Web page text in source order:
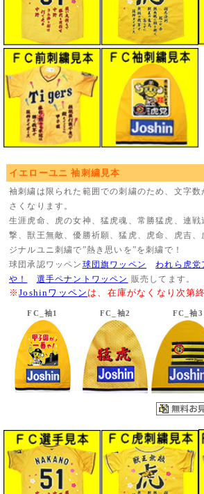
イエローユニ 袖刺繍見本
袖刺繍は限られた範囲での刺繍のため、文字
さくなります。
生涯虎命、虎の女神、猛虎魂、常勝猛虎、連
撃、獣王無敵、優勝祈願、猛虎、虎命、虎吉、
ジナルユニ刺繍で”熱き思いを”を刺繍で！
球団承認ワッペン 球団旗ワッペン われら虎党
や！
選手ペナントワッペン 販売してます。
※Joshinワッペン は、在庫がなくなり次第
FC_袖1 FC_袖2 FC_袖3